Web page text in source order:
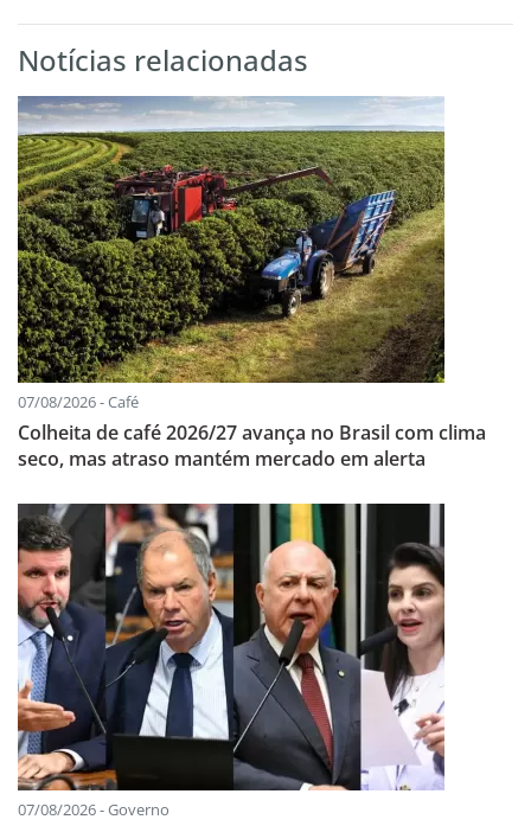
Notícias relacionadas
07/08/2026 - Café
Colheita de café 2026/27 avança no Brasil com clima
seco, mas atraso mantém mercado em alerta
07/08/2026 - Governo